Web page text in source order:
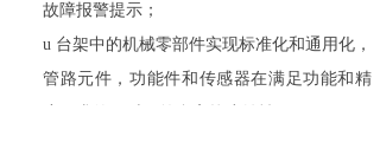
故障报警提示；
u 台架中的机械零部件实现标准化和通用化，
管路元件，功能件和传感器在满足功能和精